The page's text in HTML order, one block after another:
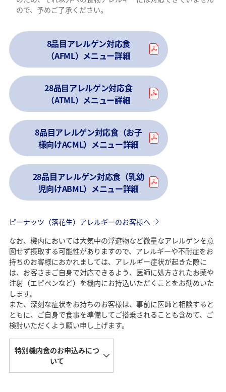
ので、予めご了承ください。
8品目アレルゲン対応食
（AFML）メニュー詳細
28品目アレルゲン対応食
（ATML）メニュー詳細
8品目アレルゲン対応食（お子
様向けACML）メニュー詳細
28品目アレルゲン対応食（乳幼
児向けABML）メニュー詳細
ピーナッツ（落花生）アレルギーのお客様へ
なお、機内においては大気中の浮遊物など微量なアレルゲンを意
図せず摂取する可能性がありますので、アレルギーや不耐症をお
持ちのお客様におかれましては、アレルギー症状が起きた際に
は、お客さまご自身で対応できるよう、医師に処方されたお薬や
注射（エピペンなど）を機内にお持込いただくことをお勧めいた
します。
また、深刻な症状をお持ちのお客様は、事前に医師と相談すると
ともに、ご自身で食事を準備してご搭乗されることも含めて、ご
検討いただくよう願い申し上げます。
特別機内食のお申込みにつ
いて